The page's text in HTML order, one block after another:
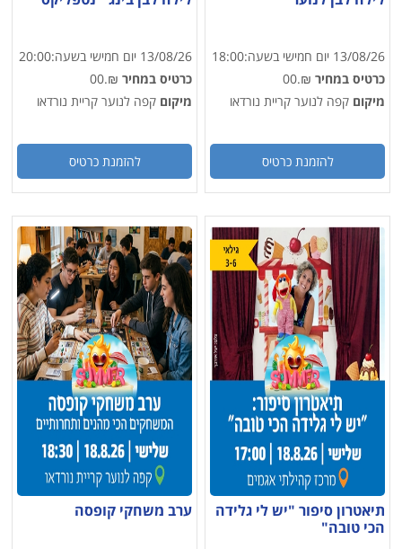
13/08/26 יום חמישי בשעה:18:00
כרטיס במחיר ₪.00
מיקום קפה לנוער קריית נורדאו
להזמנת כרטיס
13/08/26 יום חמישי בשעה:20:00
כרטיס במחיר ₪.00
מיקום קפה לנוער קריית נורדאו
להזמנת כרטיס
תיאטרון סיפור "יש לי גלידה
הכי טובה"
ערב משחקי קופסה